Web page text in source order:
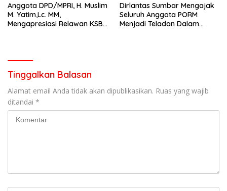
Anggota DPD/MPRI, H. Muslim
M. Yatim,Lc. MM,
Mengapresiasi Relawan KSB
Dirlantas Sumbar Mengajak
Seluruh Anggota PORM
Menjadi Teladan Dalam
Tinggalkan Balasan
Alamat email Anda tidak akan dipublikasikan. Ruas yang wajib
ditandai *